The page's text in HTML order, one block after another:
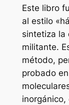
Este libro
al estilo
sintetiza la
militante.
método,
probado